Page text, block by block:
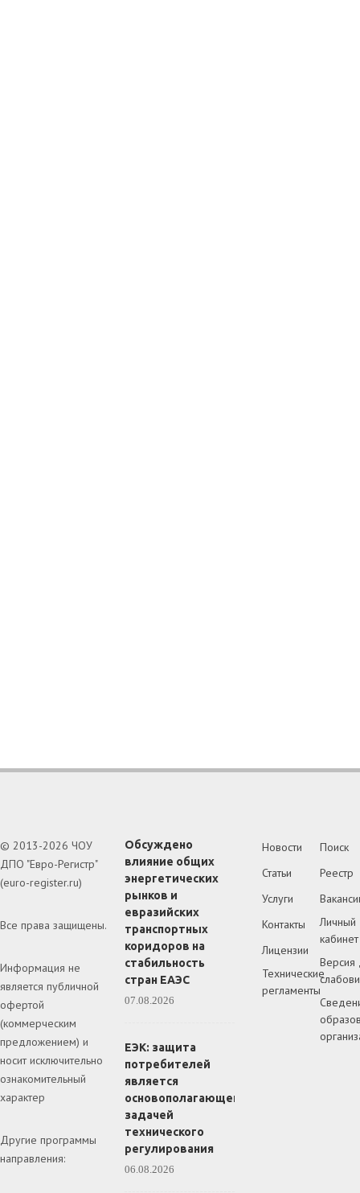
© 2013-2026 ЧОУ
ДПО "Евро-Регистр"
(euro-register.ru)
Все права защищены.
Информация не
является публичной
офертой
(коммерческим
предложением) и
носит исключительно
ознакомительный
характер
Другие программы
направления:
Обсуждено
влияние общих
энергетических
рынков и
евразийских
транспортных
коридоров на
стабильность
стран ЕАЭС
07.08.2026
ЕЭК: защита
потребителей
является
основополагающей
задачей
технического
регулирования
06.08.2026
Новости
Статьи
Услуги
Контакты
Лицензии
Технические
регламенты
Поиск
Реестр
Личный
кабинет
Версия